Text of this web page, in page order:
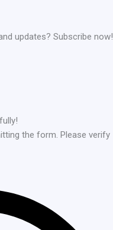
updates? Subscribe now!
the form. Please verify